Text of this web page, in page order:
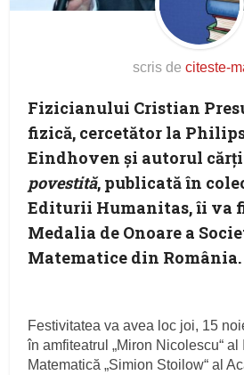
scris de citeste-
Fizicianului Cristian
fizică, cercetător la
Eindhoven și autorul
povestită, publicată în
Editurii Humanitas, îi va
Medalia de Onoare a
Matematice din România.
Festivitatea va avea loc joi, 15
în amfiteatrul „Miron Nicolescu“
Matematică „Simion Stoilow“ al